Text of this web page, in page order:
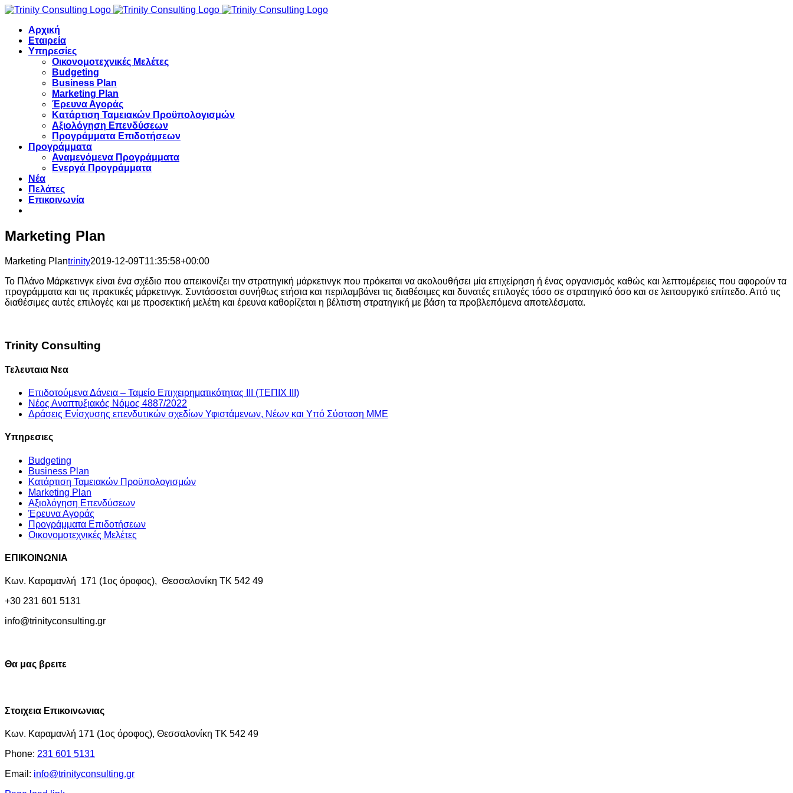
Skip
contentΑρχική
Εταιρεία
Υπηρεσίες
Οικονομοτεχνικές Μελέτες
Budgeting
Business Plan
Marketing Plan
Έρευνα Αγοράς
Kατάρτιση Ταμειακών Προϋπολογισμών
Αξιολόγηση Επενδύσεων
Προγράμματα Επιδοτήσεων
Προγράμματα
Αναμενόμενα Προγράμματα
Ενεργά Προγράμματα
Νέα
Πελάτες
Επικοινωνία
Marketing Plan
Marketing Plantrinity2019-12-09T11:35:58+00:00
Το Πλάνο Μάρκετινγκ είναι ένα σχέδιο που απεικονίζει την στρατηγική μάρκετινγκ που πρόκειται να ακολουθήσει μία επιχείρηση ή ένας οργανισμός καθώς και λεπτομέρειες που αφορούν τα
προγράμματα και τις πρακτικές μάρκετινγκ. Συντάσσεται συνήθως ετήσια και περιλαμβάνει τις διαθέσιμες και δυνατές επιλογές τόσο σε στρατηγικό όσο και σε λειτουργικό επίπεδο. Από τις
διαθέσιμες αυτές επιλογές και με προσεκτική μελέτη και έρευνα καθορίζεται η βέλτιστη στρατηγική με βάση τα προβλεπόμενα αποτελέσματα.
Trinity Consulting
Τελευταια Νεα
Επιδοτούμενα Δάνεια – Ταμείο Επιχειρηματικότητας ΙΙΙ (ΤΕΠΙΧ ΙΙΙ)
Νέος Αναπτυξιακός Νόμος 4887/2022
Δράσεις Ενίσχυσης επενδυτικών σχεδίων Υφιστάμενων, Νέων και Υπό Σύσταση ΜΜΕ
Υπηρεσιες
Budgeting
Business Plan
Kατάρτιση Ταμειακών Προϋπολογισμών
Marketing Plan
Αξιολόγηση Επενδύσεων
Έρευνα Αγοράς
Προγράμματα Επιδοτήσεων
Οικονομοτεχνικές Μελέτες
ΕΠΙΚΟΙΝΩΝΙΑ
Κων. Καραμανλή 171 (1ος όροφος), Θεσσαλονίκη ΤΚ 542 49
+30 231 601 5131
info@trinityconsulting.gr
Close
Θα μας βρειτε
Στοιχεια Επικοινωνιας
Κων. Καραμανλή 171 (1ος όροφος), Θεσσαλονίκη ΤΚ 542 49
Phone: 231 601 5131
Email: info@trinityconsulting.gr